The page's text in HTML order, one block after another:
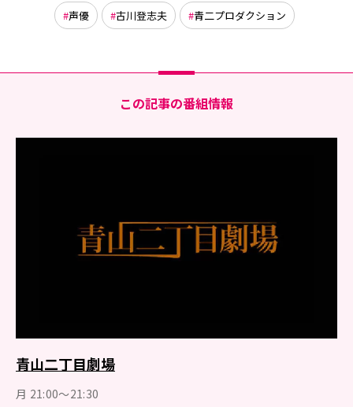
声優 古川登志夫 青二プロダクション
この記事の番組情報
青山二丁目劇場
月 21:00～21:30